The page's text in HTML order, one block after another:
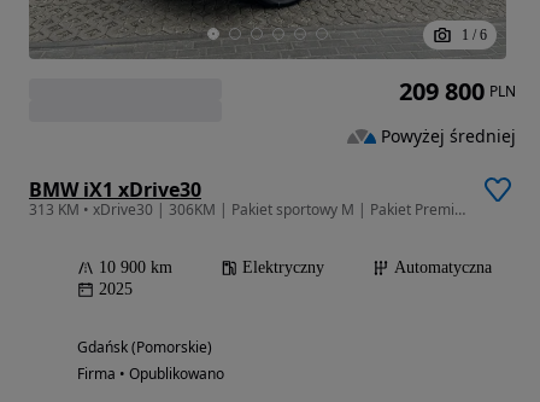
1 / 6
BMW iX1 xDrive30
313 KM • xDrive30 | 306KM | Pakiet sportowy M | Pakiet Premium
10 900 km Elektryczny
Automatyczna
2025
Gdańsk (Pomorskie)
Firma • Opublikowano
209 800 PLN
Powyżej średniej